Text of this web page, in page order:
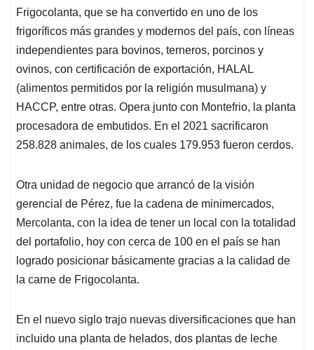
Frigocolanta, que se ha convertido en uno de los
frigoríficos más grandes y modernos del país, con líneas
independientes para bovinos, terneros, porcinos y
ovinos, con certificación de exportación, HALAL
(alimentos permitidos por la religión musulmana) y
HACCP, entre otras. Opera junto con Montefrio, la planta
procesadora de embutidos. En el 2021 sacrificaron
258.828 animales, de los cuales 179.953 fueron cerdos.
Otra unidad de negocio que arrancó de la visión
gerencial de Pérez, fue la cadena de minimercados,
Mercolanta, con la idea de tener un local con la totalidad
del portafolio, hoy con cerca de 100 en el país se han
logrado posicionar básicamente gracias a la calidad de
la carne de Frigocolanta.
En el nuevo siglo trajo nuevas diversificaciones que han
incluido una planta de helados, dos plantas de leche